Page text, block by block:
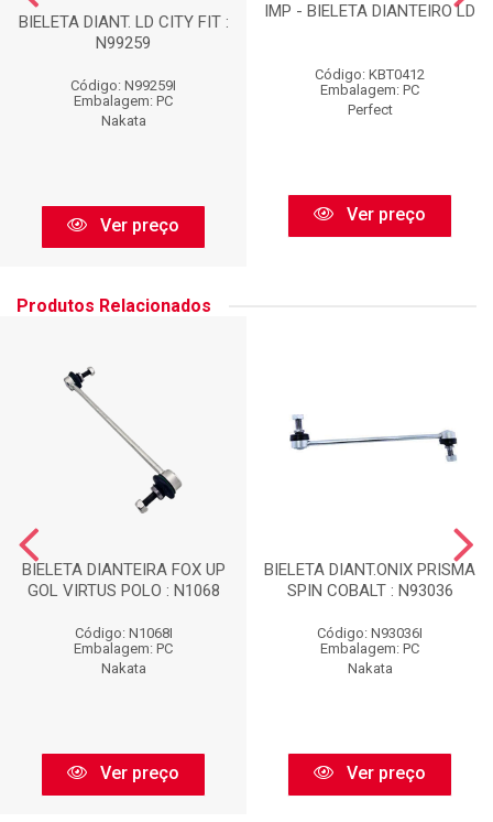
BIELETA DIANT. LD CITY FIT :
N99259
Código: N99259I
Embalagem: PC
Nakata
Ver preço
IMP - BIELETA DIANTEIRO LD
Código: KBT0412
Embalagem: PC
Perfect
Ver preço
Produtos Relacionados
BIELETA DIANTEIRA FOX UP
GOL VIRTUS POLO : N1068
Código: N1068I
Embalagem: PC
Nakata
Ver preço
BIELETA DIANT.ONIX PRISMA
SPIN COBALT : N93036
Código: N93036I
Embalagem: PC
Nakata
Ver preço